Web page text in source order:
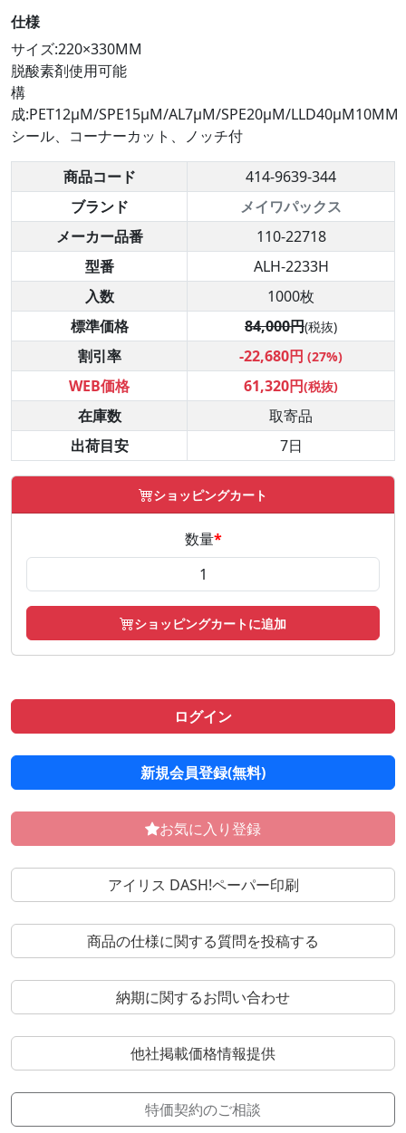
仕様
サイズ:220×330MM
脱酸素剤使用可能
構
成:PET12μM/SPE15μM/AL7μM/SPE20μM/LLD40μM10MM
シール、コーナーカット、ノッチ付
商品コード
414-9639-344
ブランド
メイワパックス
メーカー品番
110-22718
型番
ALH-2233H
入数
1000枚
標準価格
84,000円(税抜)
割引率 -22,680円 (27%)
WEB価格 61,320円(税抜)
在庫数
取寄品
出荷目安
7日
ショッピングカート
数量*
ショッピングカートに追加
ログイン
新規会員登録(無料)
お気に入り登録
アイリス DASH!ペーパー印刷
商品の仕様に関する質問を投稿する
納期に関するお問い合わせ
他社掲載価格情報提供
特価契約のご相談